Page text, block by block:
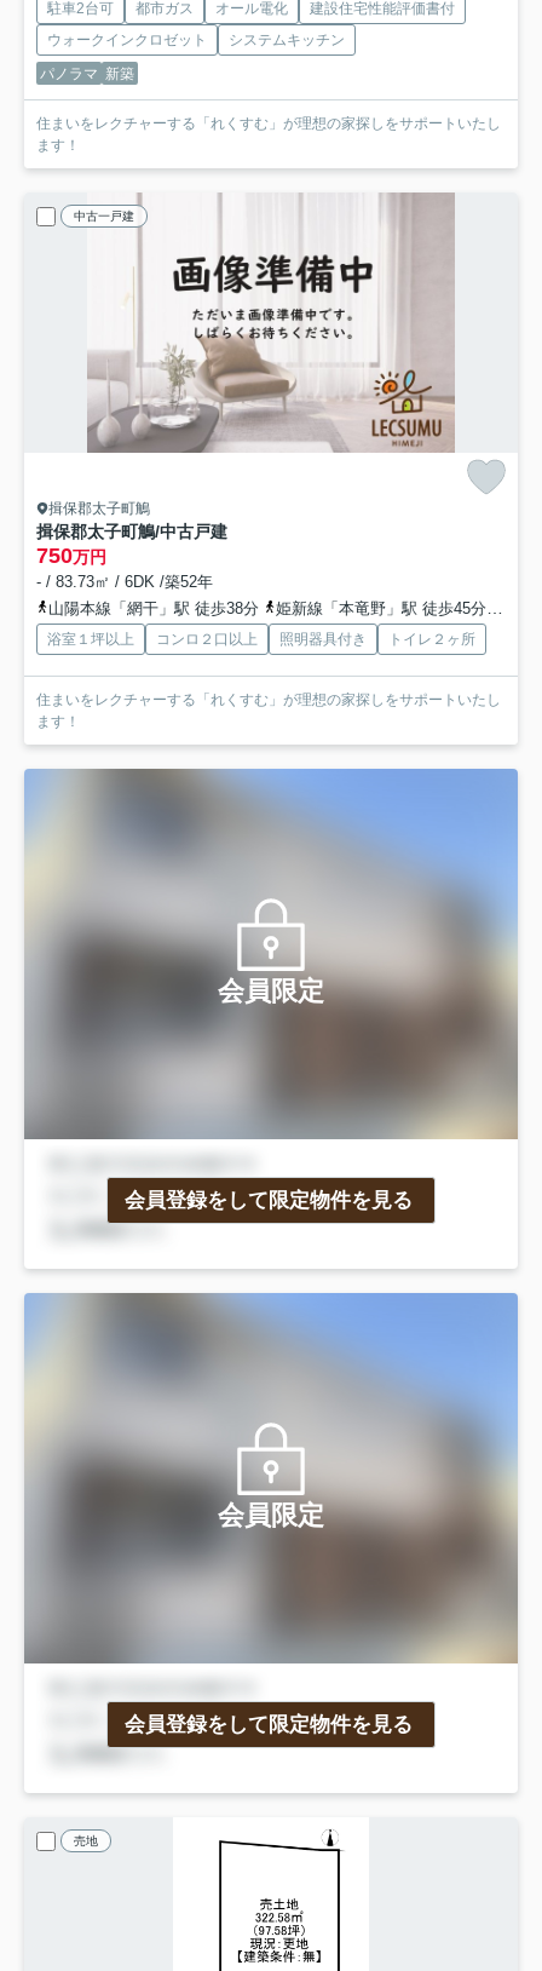
駐車2台可 都市ガス オール電化
建設住宅性能評価書付
ウォークインクロゼット
システムキッチン
パノラマ 新築
住まいをレクチャーする「れくすむ」が理想の家探しをサポートいたし
ます！
中古一戸建
揖保郡太子町鵤
揖保郡太子町鵤/中古戸建
750万円
- / 83.73㎡ / 6DK /築52年
山陽本線「網干」駅 徒歩38分
姫新線「本竜野」駅 徒歩45分
浴室１坪以上 コンロ２口以上 照明器具付き トイレ２ヶ所
住まいをレクチャーする「れくすむ」が理想の家探しをサポートいたし
ます！
会員限定
会員登録をして限定物件を見る
会員限定
会員登録をして限定物件を見る
売地